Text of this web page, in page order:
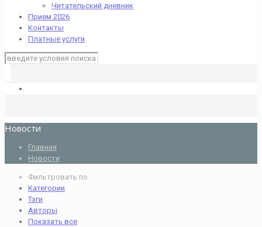
Читательский дневник
Прием 2026
Контакты
Платные услуги
Новости
Главная
Новости
Фильтровать по
Категории
Тэги
Авторы
Показать все